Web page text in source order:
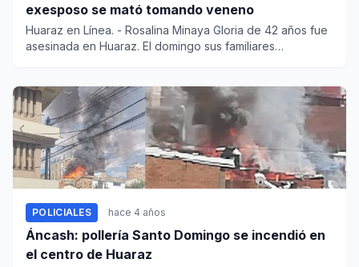
exesposo se mató tomando veneno
Huaraz en Línea. - Rosalina Minaya Gloria de 42 años fue
asesinada en Huaraz. El domingo sus familiares
POLICIALES hace 4 años
Áncash: pollería Santo Domingo se incendió en
el centro de Huaraz